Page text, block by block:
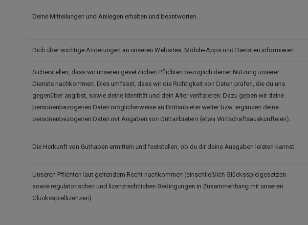
Deine Mitteilungen und Anliegen erhalten und beantworten.
Dich über wichtige Änderungen an unseren Websites, Mobile-Apps und Diensten informieren.
Sicherstellen, dass wir unseren gesetzlichen Pflichten bezüglich deiner Nutzung unserer
Dienste nachkommen. Dies umfasst, dass wir die Richtigkeit von Daten prüfen, die du uns
gegenüber angibst, sowie deine Identität und dein Alter verifizieren. Dazu geben wir deine
personenbezogenen Daten möglicherweise an Drittanbieter weiter bzw. ergänzen deine
personenbezogenen Daten mit Angaben von Drittanbietern (etwa Wirtschaftsauskunfteien).
Die Herkunft von Guthaben ermitteln und feststellen, ob du dir deine Ausgaben leisten kannst.
Unseren Pflichten laut geltendem Recht nachkommen (einschließlich Glücksspielgesetzen
sowie regulatorischen und lizenzrechtlichen Bedingungen in Zusammenhang mit unseren
Glücksspiellizenzen).